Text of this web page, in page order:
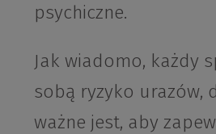
psychiczne.
Jak wiadomo, każdy
sobą ryzyko urazów,
ważne jest, aby